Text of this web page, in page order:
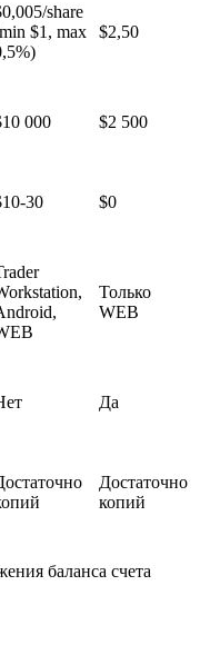
share
$1, max
$2,50
000 $2 500
30 $0
Только
WEB
Да
Достаточно
копий
баланса счета